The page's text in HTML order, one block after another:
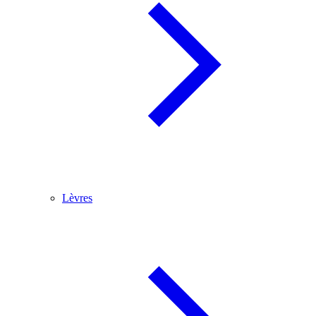
Lèvres